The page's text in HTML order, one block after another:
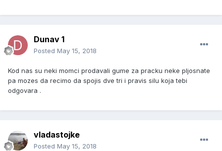
Dunav 1
Posted May 15, 2018
Kod nas su neki momci prodavali gume za pracku neke pljosnate
pa mozes da recimo da spojis dve tri i pravis silu koja tebi
odgovara .
vladastojke
Posted May 15, 2018